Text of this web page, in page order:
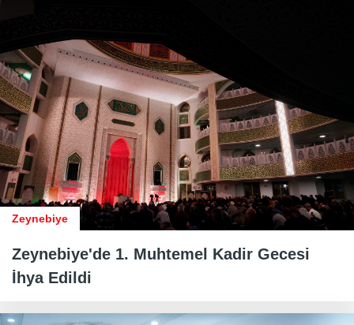
Zeynebiye
Zeynebiye'de 1. Muhtemel Kadir Gecesi
İhya Edildi